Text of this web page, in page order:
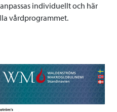
individuellt och här
vårdprogrammet.